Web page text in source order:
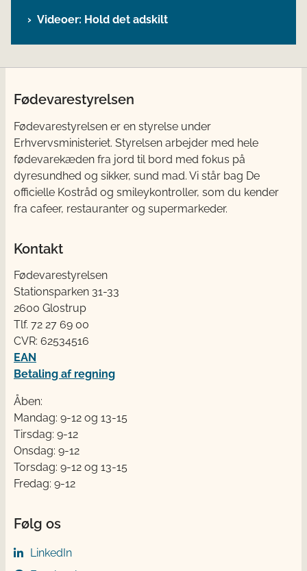
Videoer: Hold det adskilt
Fødevarestyrelsen
Fødevarestyrelsen er en styrelse under
Erhvervsministeriet. Styrelsen arbejder med hele
fødevarekæden fra jord til bord med fokus på
dyresundhed og sikker, sund mad. Vi står bag De
officielle Kostråd og smileykontroller, som du kender
fra cafeer, restauranter og supermarkeder.
Kontakt
Fødevarestyrelsen
Stationsparken 31-33
2600 Glostrup
Tlf. 72 2​​​7 69 00
CVR: 62534516
EAN
Betaling af regning
Åben:
Mandag: 9-12 og 13-15
Tirsdag: 9-12
Onsdag: 9-12
Torsdag: 9-12 og 13-15
Fredag: 9-12
Følg os
LinkedIn